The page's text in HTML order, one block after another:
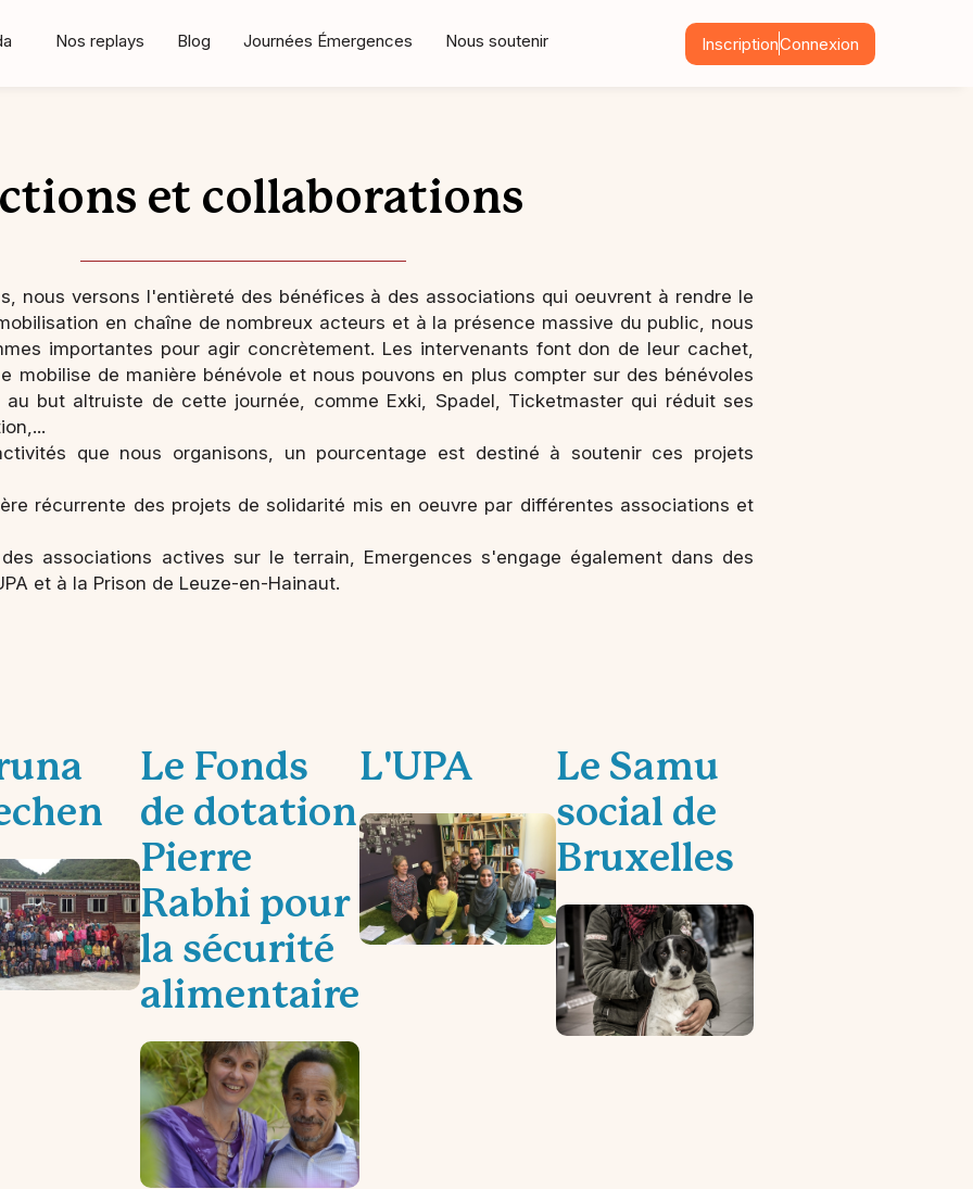
Nos replays Blog Journées Émergences Nous soutenir InscriptionConnexion
et collaborations
nous versons l'entièreté des bénéfices à des associations qui oeuvrent à rendre le
en chaîne de nombreux acteurs et à la présence massive du public, nous
importantes pour agir concrètement. Les intervenants font don de leur cachet,
mobilise de manière bénévole et nous pouvons en plus compter sur des bénévoles
but altruiste de cette journée, comme Exki, Spadel, Ticketmaster qui réduit ses
que nous organisons, un pourcentage est destiné à soutenir ces projets
récurrente des projets de solidarité mis en oeuvre par différentes associations et
associations actives sur le terrain, Emergences s'engage également dans des
et à la Prison de Leuze-en-Hainaut.
Le Fonds
de dotation
Pierre
Rabhi pour
la sécurité
alimentaire
L'UPA
Le Samu
social de
Bruxelles